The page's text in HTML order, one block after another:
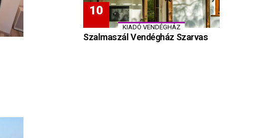
KIADÓ VENDÉGHÁZ
Szalmaszál Vendégház Szarvas